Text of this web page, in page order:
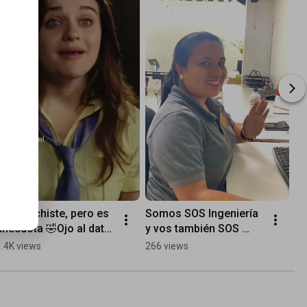
Parece chiste, pero es
🤣Ojo al dato
siempre hay que
views
Somos SOS Ingeniería
y vos también SOS
parte del equipo.💪🏻🧡
266 views